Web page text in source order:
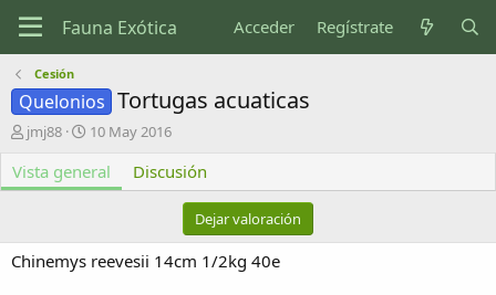
Acceder Regístrate
Cesión
Quelonios Tortugas acuaticas
A
t
o
jmj88
F
c
h
c
10 May 2016
Vista general Discusión
Dejar valoración
Chinemys reevesii 14cm 1/2kg 40e